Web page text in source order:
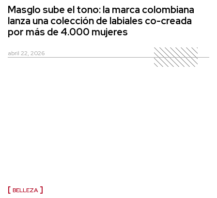
Masglo sube el tono: la marca colombiana
lanza una colección de labiales co-creada
por más de 4.000 mujeres
abril 22, 2026
BELLEZA